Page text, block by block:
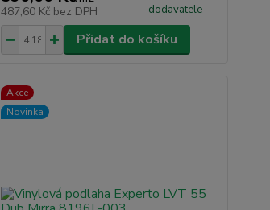
487,60 Kč bez DPH
dodavatele
Přidat do košíku
Akce
Novinka